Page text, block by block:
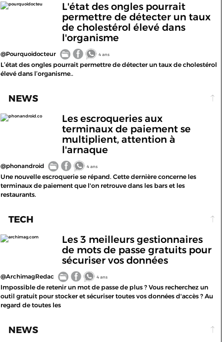
pourquoidocteu
L'état des ongles pourrait
permettre de détecter un taux
de cholestérol élevé dans
l'organisme
@Pourquoidocteur 4 ans
L’état des ongles pourrait permettre de détecter un taux de cholestérol
élevé dans l’organisme..
NEWS
phonandroid.co
Les escroqueries aux
terminaux de paiement se
multiplient, attention à
l'arnaque
@phonandroid 4 ans
Une nouvelle escroquerie se répand. Cette dernière concerne les
terminaux de paiement que l'on retrouve dans les bars et les
restaurants.
TECH
archimag.com
Les 3 meilleurs gestionnaires
de mots de passe gratuits pour
sécuriser vos données
@ArchimagRedac 4 ans
Impossible de retenir un mot de passe de plus ? Vous recherchez un
outil gratuit pour stocker et sécuriser toutes vos données d'accès ? Au
regard de toutes les
NEWS